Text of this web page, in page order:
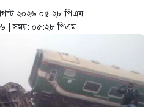
২০২৬ ০৫:২৮ পিএম
| সময়: ০৫:২৮ পিএম